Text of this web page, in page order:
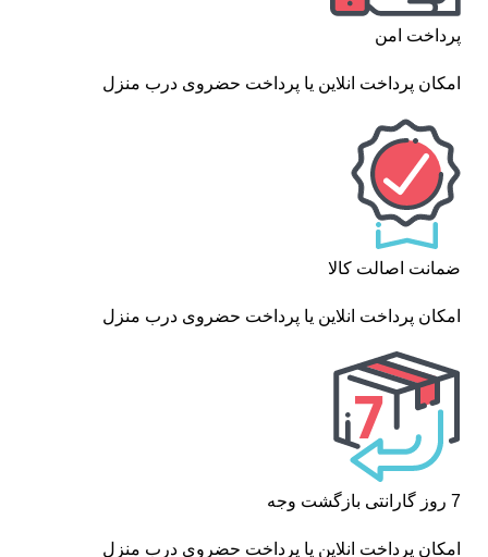
پرداخت امن
امکان پرداخت انلاین یا پرداخت حضروی درب منزل
ضمانت اصالت کالا
امکان پرداخت انلاین یا پرداخت حضروی درب منزل
7 روز گارانتی بازگشت وجه
امکان پرداخت انلاین یا پرداخت حضروی درب منزل